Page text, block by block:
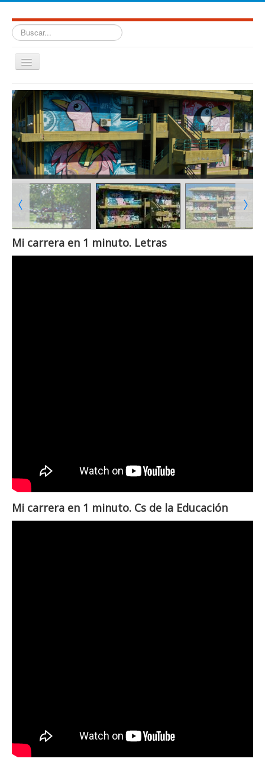
Buscar...
Cambiar
navegación
≡
Facultad de Humanidades. Universidad Nacional de Salta.
Mi carrera en 1 minuto. Letras
Mi carrera en 1 minuto. Cs de la Educación